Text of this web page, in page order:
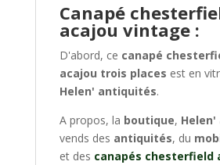
Canapé
acajou vintage :
D'abord, ce canapé
acajou trois places est en
Helen' antiquités.
A propos, la boutique,
vends des antiquités, du
et des canapés chesterfield